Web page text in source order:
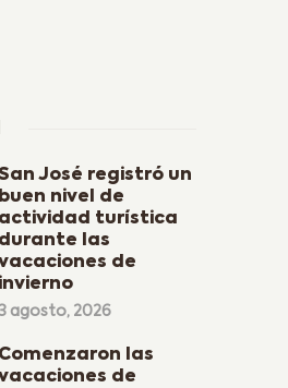
José registró un
buen nivel de
actividad turística
durante las
de
invierno
agosto, 2026
Comenzaron las
de